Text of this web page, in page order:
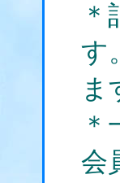
す
ま
会